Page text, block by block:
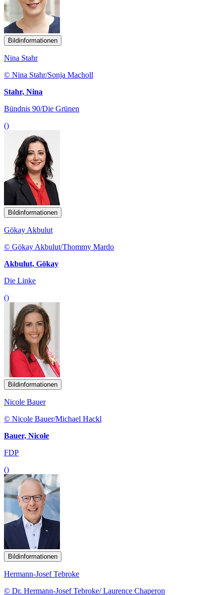
Bildinformationen
Nina Stahr
© Nina Stahr/Sonja Macholl
Stahr, Nina
Bündnis 90/Die Grünen
()
Bildinformationen
Gökay Akbulut
© Gökay Akbulut/Thommy Mardo
Akbulut, Gökay
Die Linke
()
Bildinformationen
Nicole Bauer
© Nicole Bauer/Michael Hackl
Bauer, Nicole
FDP
()
Bildinformationen
Hermann-Josef Tebroke
© Dr. Hermann-Josef Tebroke/ Laurence Chaperon